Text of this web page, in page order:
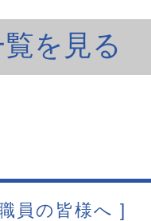
を見る
員の皆様へ ]